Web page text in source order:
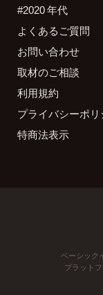
#2020 年代
よくあるご質問
お問い合わせ
取材のご相談
利用規約
プライバシーポリ
特商法表示
ベーシック
プラット